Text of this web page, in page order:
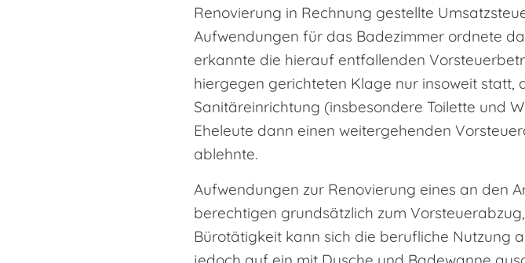
Renovierung in Rechnung gestellte
Aufwendungen für das Badezimmer ordnete
erkannte die hierauf entfallenden
hiergegen gerichteten Klage nur insoweit statt,
Sanitäreinrichtung (insbesondere Toilette und
Eheleute dann einen weitergehenden
ablehnte.
Aufwendungen zur Renovierung eines an den
berechtigen grundsätzlich zum
Bürotätigkeit kann sich die berufliche Nutzung